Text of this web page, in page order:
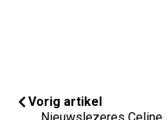
Vorig artikel